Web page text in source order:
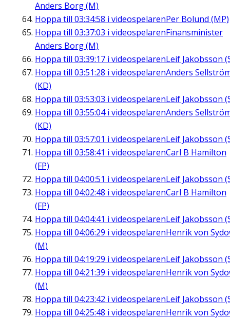
Anders Borg (M)
Hoppa till 03:34:58 i videospelarenPer Bolund (MP)
Hoppa till 03:37:03 i videospelarenFinansminister
Anders Borg (M)
Hoppa till 03:39:17 i videospelarenLeif Jakobsson
Hoppa till 03:51:28 i videospelarenAnders
(KD)
Hoppa till 03:53:03 i videospelarenLeif Jakobsson
Hoppa till 03:55:04i videospelarenAnders
(KD)
Hoppa till 03:57:01 i videospelarenLeif Jakobsson
Hoppa till 03:58:41 i videospelarenCarl B Hamilton
(FP)
Hoppa till 04:00:51 i videospelarenLeif Jakobsson
Hoppa till 04:02:48 i videospelarenCarl B Hamilton
(FP)
Hoppa till 04:04:41 i videospelarenLeif Jakobsson
Hoppa till 04:06:29 i videospelarenHenrik von
(M)
Hoppa till 04:19:29 i videospelarenLeif Jakobsson
Hoppa till 04:21:39 i videospelarenHenrik von
(M)
Hoppa till 04:23:42 i videospelarenLeif Jakobsson
Hoppa till 04:25:48 i videospelarenHenrik von